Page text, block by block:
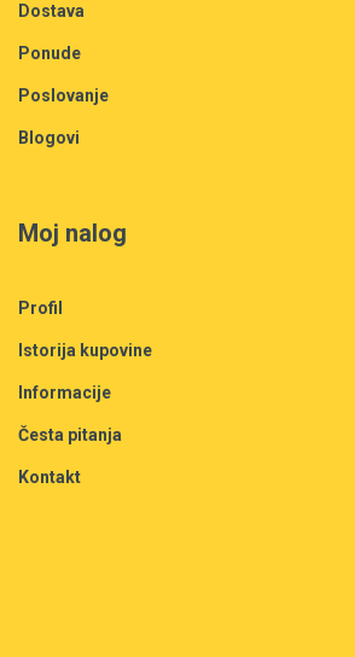
Dostava
Ponude
Poslovanje
Blogovi
Moj nalog
Profil
Istorija kupovine
Informacije
Česta pitanja
Kontakt